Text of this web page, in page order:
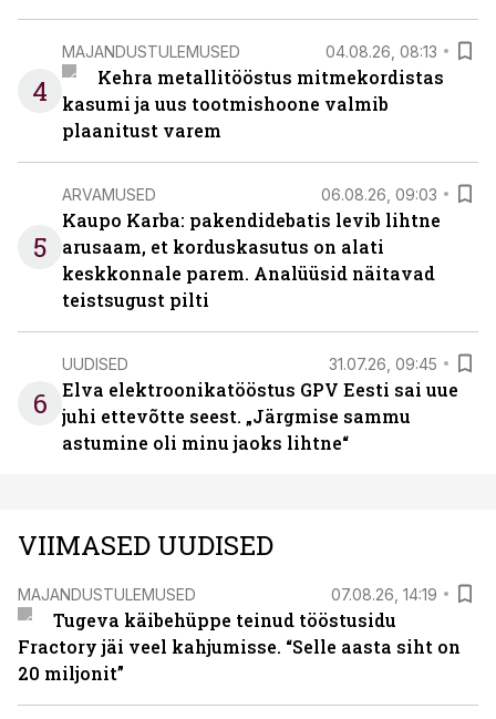
4
MAJANDUSTULEMUSED 04.08.26, 08:13
Kehra metallitööstus mitmekordistas
kasumi ja uus tootmishoone valmib
plaanitust varem
5
ARVAMUSED 06.08.26, 09:03
Kaupo Karba: pakendidebatis levib lihtne
arusaam, et korduskasutus on alati
keskkonnale parem. Analüüsid näitavad
teistsugust pilti
6
UUDISED 31.07.26, 09:45
Elva elektroonikatööstus GPV Eesti sai uue
juhi ettevõtte seest. „Järgmise sammu
astumine oli minu jaoks lihtne“
VIIMASED UUDISED
MAJANDUSTULEMUSED 07.08.26, 14:19
Tugeva käibehüppe teinud tööstusidu
Fractory jäi veel kahjumisse. “Selle aasta siht on
20 miljonit”